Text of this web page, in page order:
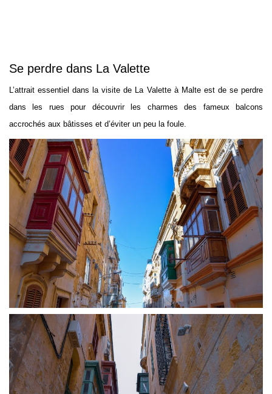
Se perdre dans La Valette
L’attrait essentiel dans la visite de La Valette à Malte est de se perdre
dans les rues pour découvrir les charmes des fameux balcons
accrochés aux bâtisses et d’éviter un peu la foule.